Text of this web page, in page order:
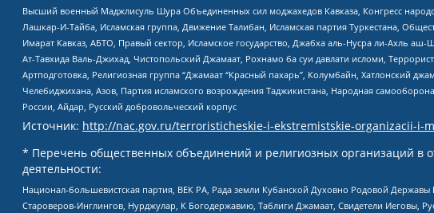
Высший военный Маджлисуль Шура Объединенных сил моджахедов Кавказа, Конгресс
Лашкар-И-Тайба, Исламская группа, Движение Талибан, Исламская партия Туркестана,
Имарат Кавказ, АБТО, Правый сектор, Исламское государство, Джабха аль-Нусра ли-Ахль
Ат-Тавхида Валь-Джихад, Чистопольский Джамаат, Рохнамо ба суи давлати исломи,
Артподготовка, Религиозная группа “Джамаат “Красный пахарь”, Колумбайн, Хатлонский
Челебиджихана, Азов, Партия исламского возрождения Таджикистана, Народная
России, Айдар, Русский добровольческий корпус
Источник: http://nac.gov.ru/terroristicheskie-i-ekstremistskie-organizacii-i-
* Перечень общественных объединений и религиозных организаций в
деятельности:
Национал-большевистская партия, ВЕК РА, Рада земли Кубанской Духовно Родовой
Староверов-Инглингов, Нурджулар, К Богодержавию, Таблиги Джамаат, Свидетели Иеговы,